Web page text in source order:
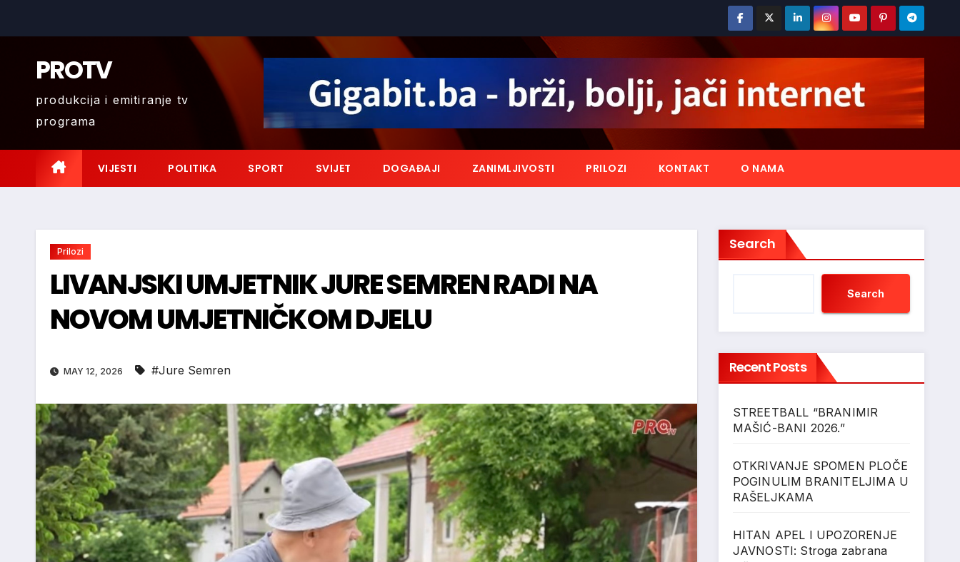
PROTV
produkcija i emitiranje tv
programa
VIJESTI POLITIKA SPORT SVIJET DOGAĐAJI ZANIMLJIVOSTI PRILOZI KONTAKT O NAMA
Prilozi
LIVANJSKI UMJETNIK JURE SEMREN RADI NA
NOVOM UMJETNIČKOM DJELU
MAY 12, 2026 #Jure Semren
Search
Search
Recent Posts
STREETBALL “BRANIMIR
MAŠIĆ-BANI 2026.”
OTKRIVANJE SPOMEN PLOČE
POGINULIM BRANITELJIMA U
RAŠELJKAMA
HITAN APEL I UPOZORENJE
JAVNOSTI: Stroga zabrana